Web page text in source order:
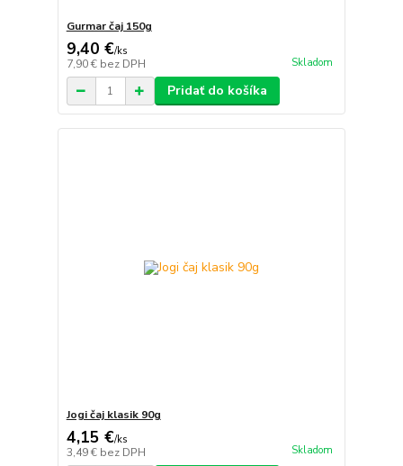
Gurmar čaj 150g
9,40 €/ks
7,90 € bez DPH Skladom
Pridať do košíka
Jogi čaj klasik 90g
4,15 €/ks
3,49 € bez DPH Skladom